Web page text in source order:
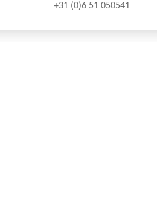
+31 (0)6 51 050541